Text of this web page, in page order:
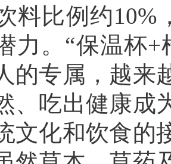
料比例约10%
力。“保温杯
的专属，越来
、吃出健康成
文化和饮食的